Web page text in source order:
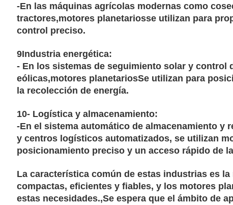
-En las máquinas agrícolas modernas como
tractores,motores planetariosse utilizan para
control preciso.
9Industria energética:
- En los sistemas de seguimiento solar y control
eólicas,motores planetariosSe utilizan para
la recolección de energía.
10- Logística y almacenamiento:
-En el sistema automático de almacenamiento y
y centros logísticos automatizados, se utilizan
posicionamiento preciso y un acceso rápido de
La característica común de estas industrias es
compactas, eficientes y fiables, y los motores
estas necesidades.,Se espera que el ámbito de